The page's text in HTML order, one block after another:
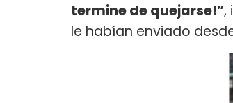
termine de quejarse!”,
le habían enviado